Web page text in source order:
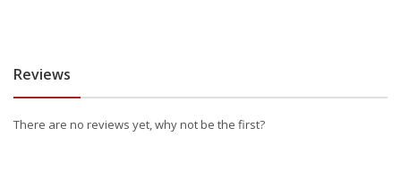
Reviews
There are no reviews yet, why not be the first?